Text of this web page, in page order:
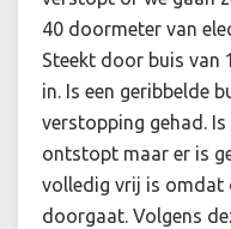
40 doormeter van
Steekt door buis van
in. Is een geribbelde
verstopping gehad.
ontstopt maar er is
volledig vrij is omdat
doorgaat. Volgens